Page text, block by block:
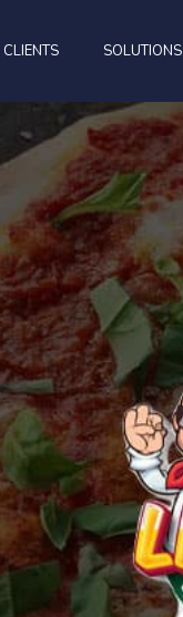
CLIENTS SOLUTIONS